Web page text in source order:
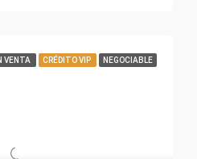
VENTA CRÉDITO VIP NEGOCIABLE